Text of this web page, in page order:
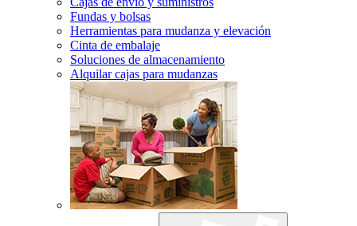
Fundas y bolsas
Herramientas para mudanza y elevación
Cinta de embalaje
Soluciones de almacenamiento
Alquilar cajas para mudanzas